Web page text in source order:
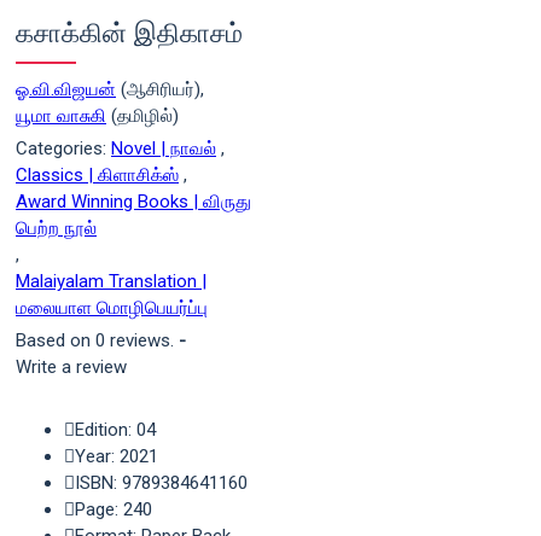
கசாக்கின் இதிகாசம்
ஓ.வி.விஜயன் (ஆசிரியர்),
யூமா வாசுகி (தமிழில்)
Categories: Novel | நாவல் ,
Classics | கிளாசிக்ஸ் ,
Award Winning Books | விருது
பெற்ற நூல்
,
Malaiyalam Translation |
மலையாள மொழிபெயர்ப்பு
Based on 0 reviews. -
Write a review
Edition: 04
Year: 2021
ISBN: 9789384641160
Page: 240